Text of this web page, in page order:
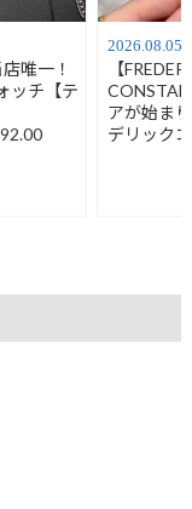
唯一！
ッチ【テ
2026.08.05
【
アが始ま
デリック